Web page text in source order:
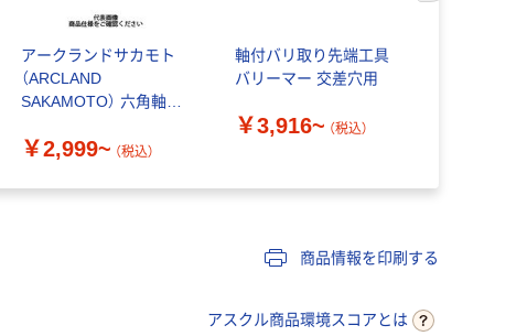
アークランドサカモト
（ARCLAND
SAKAMOTO） 六角軸付
￥2,999~ （税込）
軸付バリ取り先端工具
バリーマー 交差穴用
￥3,916~ （税込）
商品情報を印刷する
アスクル商品環境スコアとは